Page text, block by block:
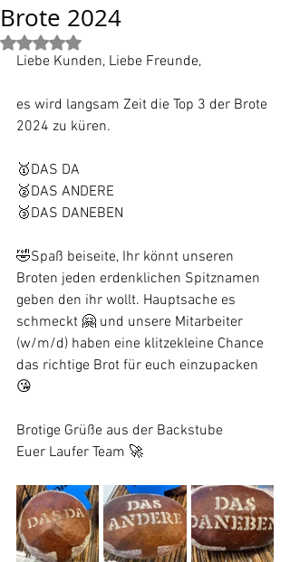
Brote 2024
Mit NaN von 5 Sternen bewertet.
Liebe Kunden, Liebe Freunde,
es wird langsam Zeit die Top 3 der Brote
2024 zu küren.
🥇DAS DA
🥈DAS ANDERE
🥉DAS DANEBEN
🤣Spaß beiseite, Ihr könnt unseren
Broten jeden erdenklichen Spitznamen
geben den ihr wollt. Hauptsache es
schmeckt 🤗 und unsere Mitarbeiter
(w/m/d) haben eine klitzekleine Chance
das richtige Brot für euch einzupacken
😘
Brotige Grüße aus der Backstube
Euer Laufer Team 🚀